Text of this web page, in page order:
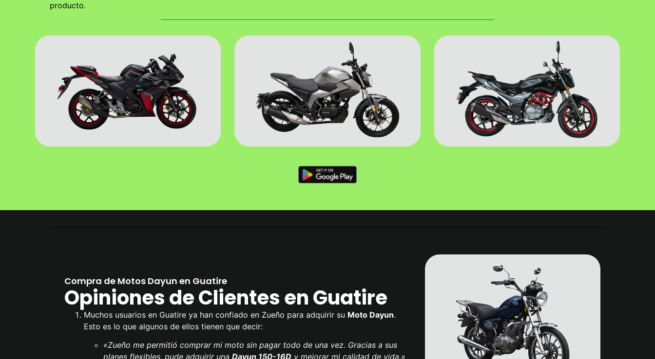
producto.
Compra de Motos Dayun en Guatire
Opiniones de Clientes en Guatire
Muchos usuarios en Guatire ya han confiado en Zueño para adquirir su Moto Dayun.
Esto es lo que algunos de ellos tienen que decir:
«Zueño me permitió comprar mi moto sin pagar todo de una vez. Gracias a sus
planes flexibles, pude adquirir una Dayun 150-16D y mejorar mi calidad de vida.»